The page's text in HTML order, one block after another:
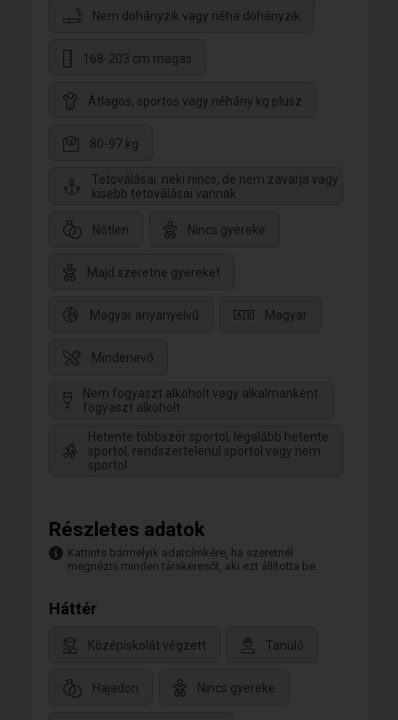
Nem dohányzik vagy néha dohányzik
168-203 cm magas
Átlagos, sportos vagy néhány kg plusz
80-97 kg
Tetoválásai: neki nincs, de nem zavarja vagy
kisebb tetoválásai vannak
Nőtlen Nincs gyereke
Majd szeretne gyereket
Magyar anyanyelvű Magyar
Mindenevő
Nem fogyaszt alkoholt vagy alkalmanként
fogyaszt alkoholt
Hetente többször sportol, legalább hetente
sportol, rendszertelenül sportol vagy nem
sportol
Részletes adatok
Kattints bármelyik adatcímkére, ha szeretnél
megnézni minden társkeresőt, aki ezt állította be.
Háttér
Középiskolát végzett Tanuló
Hajadon Nincs gyereke